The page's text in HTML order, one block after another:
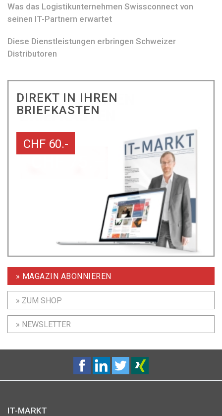
Was das Logistikunternehmen Swissconnect von
seinen IT-Partnern erwartet
Diese Dienstleistungen erbringen Schweizer
Distributoren
DIREKT IN IHREN
BRIEFKASTEN
CHF 60.-
» MAGAZIN ABONNIEREN
» ZUM SHOP
» NEWSLETTER
IT-MARKT